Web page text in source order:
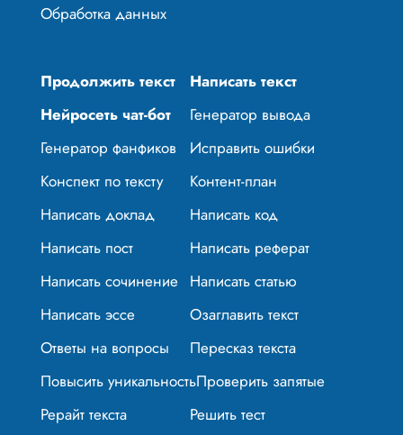
Обработка данных
Продолжить текст
Написать текст
Нейросеть чат-бот
Генератор вывода
Генератор фанфиков
Исправить ошибки
Конспект по тексту
Контент-план
Написать доклад
Написать код
Написать пост
Написать реферат
Написать сочинение Написать статью
Написать эссе
Озаглавить текст
Ответы на вопросы
Пересказ текста
Повысить уникальностьПроверить запятые
Рерайт текста
Решить тест